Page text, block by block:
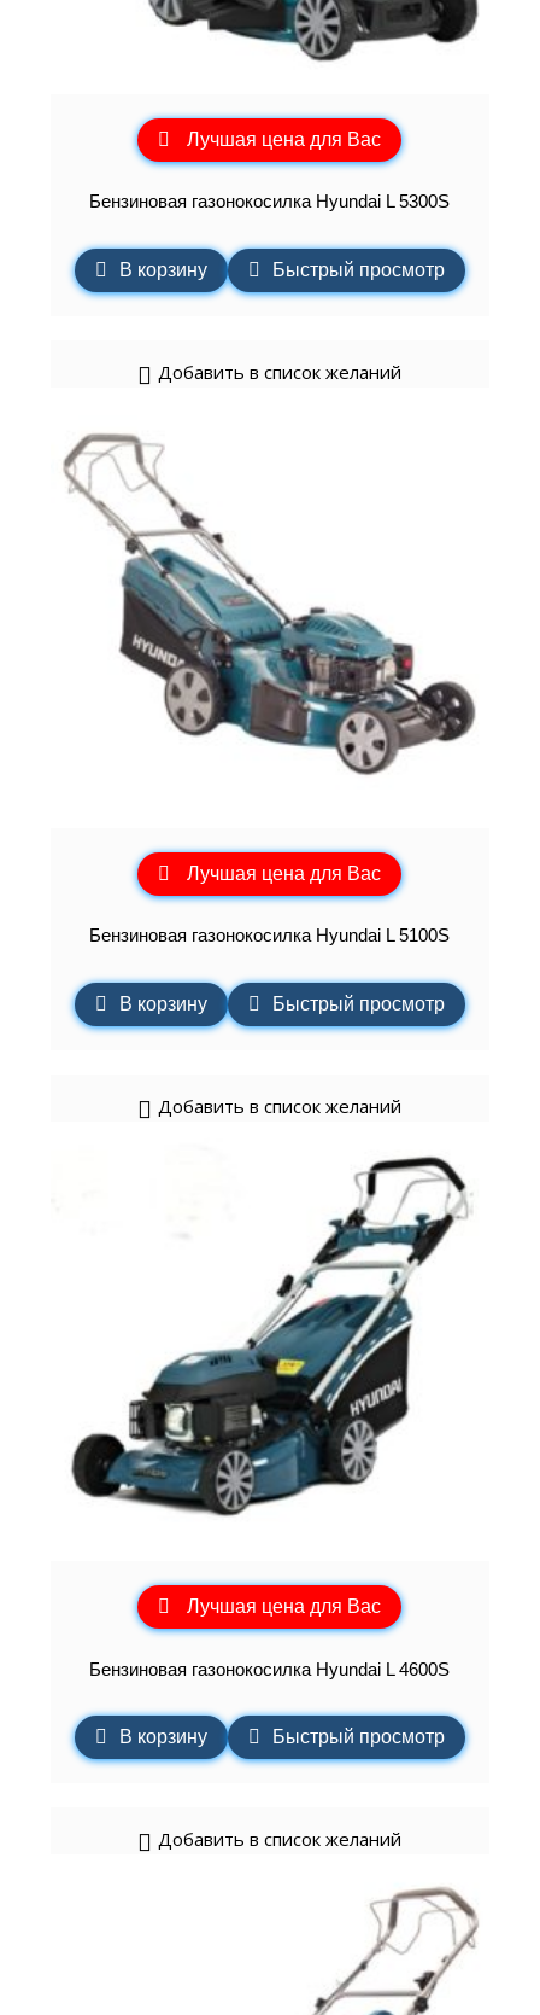
Лучшая цена для Вас
Бензиновая газонокосилка Hyundai L 5300S
В корзину Быстрый просмотр
Добавить в список желаний
Лучшая цена для Вас
Бензиновая газонокосилка Hyundai L 5100S
В корзину Быстрый просмотр
Добавить в список желаний
Лучшая цена для Вас
Бензиновая газонокосилка Hyundai L 4600S
В корзину Быстрый просмотр
Добавить в список желаний